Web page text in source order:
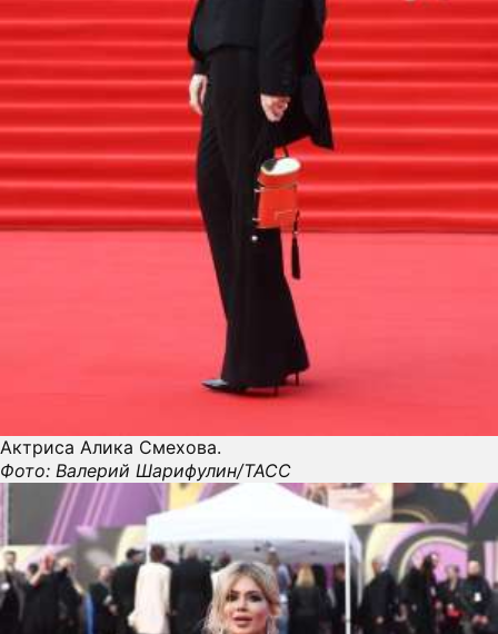
ИГРЫ
ПРЕСС-РЕЛИЗЫ
О ПРОЕКТЕ
Актриса Алика Смехова.
Фото: Валерий Шарифулин/ТАСС